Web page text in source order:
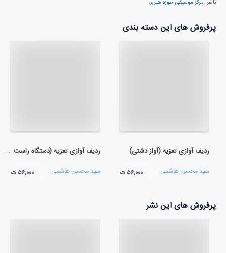
ناشر :مرکز موسیقی حوزه هنری
پرفروش های این دسته بندی
ردیف آوازی تعزیه (آواز دشتی)
سید محسن هاشمی ۵۶,۰۰۰ ت
ردیف آوازی تعزیه (دستگاه راست پنجگاه)
سید محسن هاشمی ۵۶,۰۰۰ ت
پرفروش های این نشر